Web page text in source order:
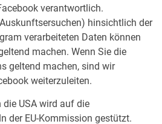
verantwortlich.
hinsichtlich der
verarbeiteten Daten können
machen. Wenn Sie die
geltend machen, sind wir
weiterzuleiten.
die USA wird auf die
der EU-Kommission gestützt.